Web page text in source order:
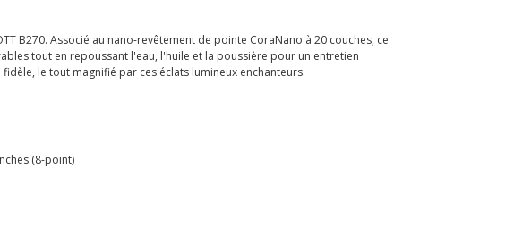
B270. Associé au nano-revêtement de pointe CoraNano à 20 couches, ce
tout en repoussant l'eau, l'huile et la poussière pour un entretien
le tout magnifié par ces éclats lumineux enchanteurs.
(8-point)